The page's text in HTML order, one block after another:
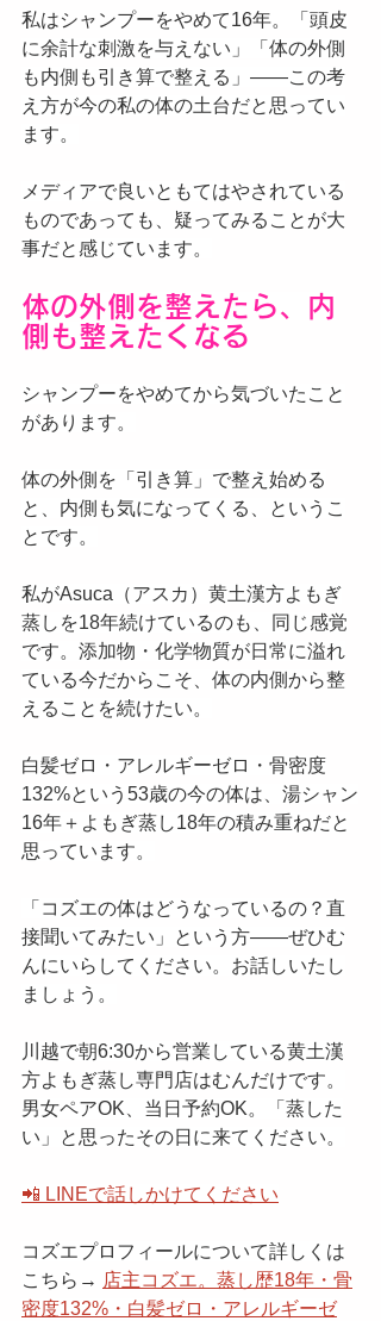
私はシャンプーをやめて16年。「頭皮
に余計な刺激を与えない」「体の外側
も内側も引き算で整える」——この考
え方が今の私の体の土台だと思ってい
ます。
メディアで良いともてはやされている
ものであっても、疑ってみることが大
事だと感じています。
体の外側を整えたら、内
側も整えたくなる
シャンプーをやめてから気づいたこと
があります。
体の外側を「引き算」で整え始める
と、内側も気になってくる、というこ
とです。
私がAsuca（アスカ）黄土漢方よもぎ
蒸しを18年続けているのも、同じ感覚
です。添加物・化学物質が日常に溢れ
ている今だからこそ、体の内側から整
えることを続けたい。
白髪ゼロ・アレルギーゼロ・骨密度
132%という53歳の今の体は、湯シャン
16年＋よもぎ蒸し18年の積み重ねだと
思っています。
「コズエの体はどうなっているの？直
接聞いてみたい」という方——ぜひむ
んにいらしてください。お話しいたし
ましょう。
川越で朝6:30から営業している黄土漢
方よもぎ蒸し専門店はむんだけです。
男女ペアOK、当日予約OK。「蒸した
い」と思ったその日に来てください。
📲 LINEで話しかけてください
コズエプロフィールについて詳しくは
こちら→ 店主コズエ。蒸し歴18年・骨
密度132%・白髪ゼロ・アレルギーゼ